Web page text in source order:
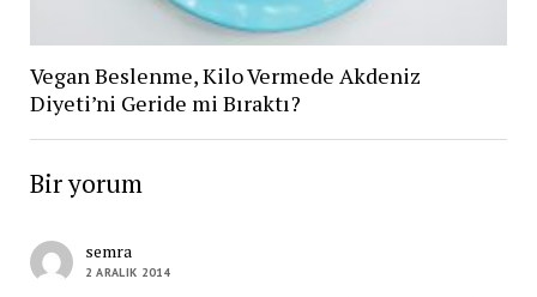
Vegan Beslenme, Kilo Vermede Akdeniz
Diyeti’ni Geride mi Bıraktı?
Bir yorum
semra
2 ARALIK 2014